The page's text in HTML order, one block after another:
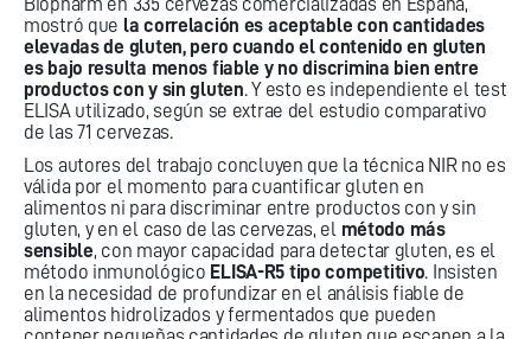
Biopharm en 335 cervezas comercializadas en España,
mostró que la correlación es aceptable con cantidades
elevadas de gluten, pero cuando el contenido en gluten
es bajo resulta menos fiable y no discrimina bien entre
productos con y sin gluten. Y esto es independiente el test
ELISA utilizado, según se extrae del estudio comparativo
de las 71 cervezas.
Los autores del trabajo concluyen que la técnica NIR no es
válida por el momento para cuantificar gluten en
alimentos ni para discriminar entre productos con y sin
gluten, y en el caso de las cervezas, el método más
sensible, con mayor capacidad para detectar gluten, es el
método inmunológico ELISA-R5 tipo competitivo. Insisten
en la necesidad de profundizar en el análisis fiable de
alimentos hidrolizados y fermentados que pueden